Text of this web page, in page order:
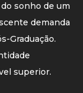
sonho de um
demanda
Graduação.
superior.